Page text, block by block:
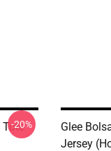
Tote
-20%
Glee
Jersey